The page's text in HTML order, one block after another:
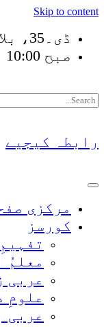
Skip to content
ڈی۔35، بلاک 5، ایف بی ایریا، کراچی
صبح 10:00 بجے تا رات 9:00 بجے
رابطہ کیجیے
مرکزی
کورسز
معلمُ
عربی
علومِ
عربی